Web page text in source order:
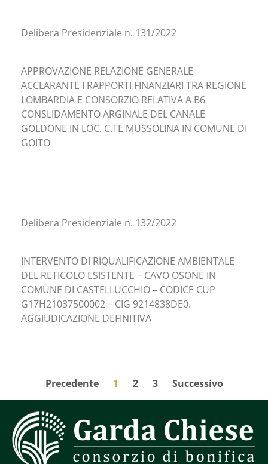
Delibera Presidenziale n. 131/2022
APPROVAZIONE RELAZIONE GENERALE
ACCLARANTE I RAPPORTI FINANZIARI TRA REGIONE
LOMBARDIA E CONSORZIO RELATIVA A B6
CONSLIDAMENTO ARGINALE DEL CANALE
GOLDONE IN LOC. C.TE MUSSOLINA IN COMUNE DI
GOITO
Delibera Presidenziale n. 132/2022
INTERVENTO DI RIQUALIFICAZIONE AMBIENTALE
DEL RETICOLO ESISTENTE – CAVO OSONE IN
COMUNE DI CASTELLUCCHIO – CODICE CUP
G17H21037500002 – CIG 9214838DE0.
AGGIUDICAZIONE DEFINITIVA
Precedente 1 2 3 Successivo